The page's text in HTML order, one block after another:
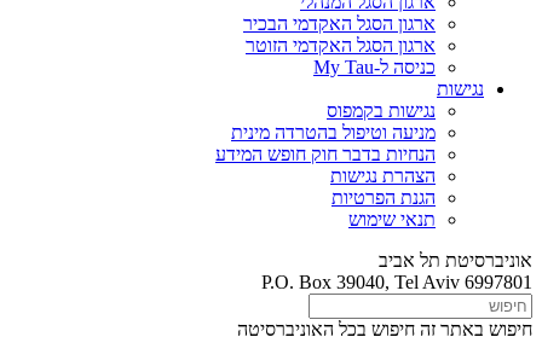
ארגון הסגל האקדמי הבכיר
ארגון הסגל האקדמי הזוטר
כניסה ל-My Tau
נגישות
נגישות בקמפוס
מניעה וטיפול בהטרדה מינית
הנחיות בדבר חוק חופש המידע
הצהרת נגישות
הגנת הפרטיות
תנאי שימוש
אוניברסיטת תל אביב
P.O. Box 39040, Tel Aviv 6997801
חיפוש באתר זה חיפוש בכל האוניברסיטה